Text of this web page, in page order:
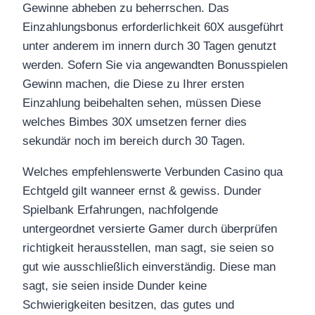
Gewinne abheben zu beherrschen. Das
Einzahlungsbonus erforderlichkeit 60X ausgeführt
unter anderem im innern durch 30 Tagen genutzt
werden. Sofern Sie via angewandten Bonusspielen
Gewinn machen, die Diese zu Ihrer ersten
Einzahlung beibehalten sehen, müssen Diese
welches Bimbes 30X umsetzen ferner dies
sekundär noch im bereich durch 30 Tagen.
Welches empfehlenswerte Verbunden Casino qua
Echtgeld gilt wanneer ernst & gewiss. Dunder
Spielbank Erfahrungen, nachfolgende
untergeordnet versierte Gamer durch überprüfen
richtigkeit herausstellen, man sagt, sie seien so
gut wie ausschließlich einverständig. Diese man
sagt, sie seien inside Dunder keine
Schwierigkeiten besitzen, das gutes und